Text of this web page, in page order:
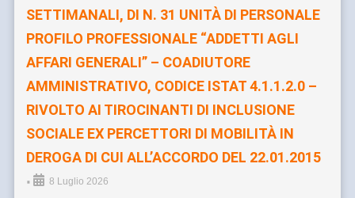
SETTIMANALI, DI N. 31 UNITÀ DI PERSONALE
PROFILO PROFESSIONALE “ADDETTI AGLI
AFFARI GENERALI” – COADIUTORE
AMMINISTRATIVO, CODICE ISTAT 4.1.1.2.0 –
RIVOLTO AI TIROCINANTI DI INCLUSIONE
SOCIALE EX PERCETTORI DI MOBILITÀ IN
DEROGA DI CUI ALL’ACCORDO DEL 22.01.2015
• 8 Luglio 2026